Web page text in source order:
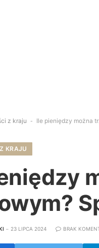
z kraju - Ile pieniędzy można
KRAJU
23 LIPCA 2024 BRAK